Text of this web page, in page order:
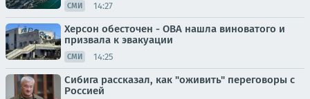
СМИ 14:27
Херсон обесточен - ОВА нашла виноватого и
призвала к эвакуации
СМИ 14:25
Сибига рассказал, как "оживить" переговоры с
Россией